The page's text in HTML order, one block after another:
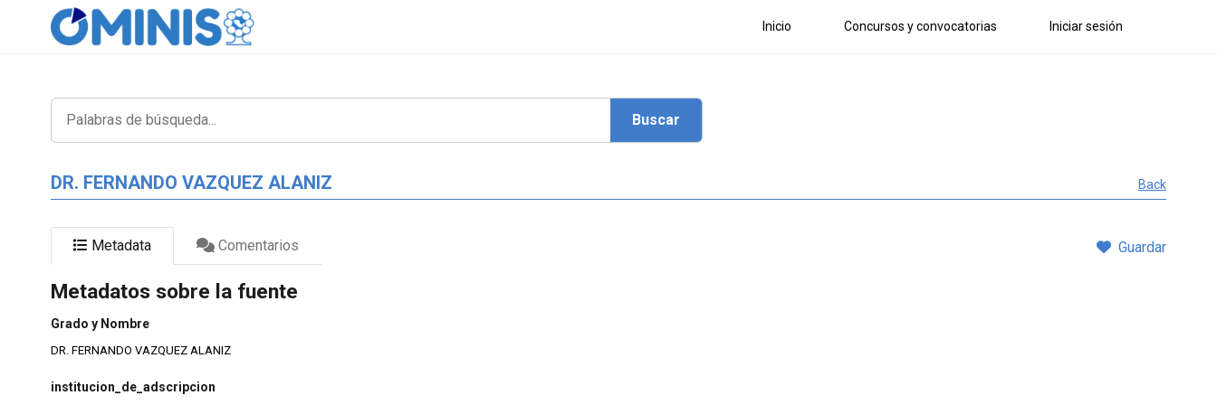
Inicio Concursos y convocatorias Iniciar sesión
DR. FERNANDO VAZQUEZ ALANIZ Back
Metadata Comentarios Guardar
Metadatos sobre la fuente
Grado y Nombre
DR. FERNANDO VAZQUEZ ALANIZ
institucion_de_adscripcion